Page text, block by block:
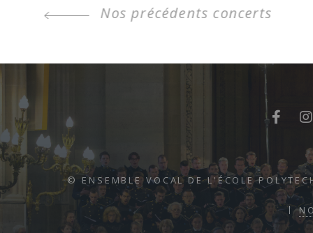
Nos précédents concerts
© ENSEMBLE VOCAL DE L'ÉCOLE